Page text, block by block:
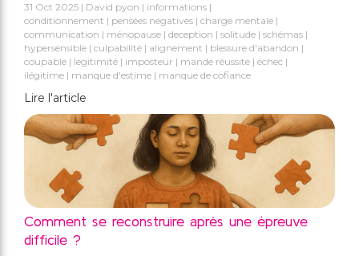
31 Oct 2025 David pyon
informations
conditionnement
pensées negatives charge mentale
communication
ménopause deception solitude schémas
hypersensible culpabilité alignement
blessure d'abandon
coupable
legitimité imposteur mande réussite échec
ilégitime
manque d'estime manque de cofiance
Lire l'article
Comment se reconstruire après une épreuve
difficile ?